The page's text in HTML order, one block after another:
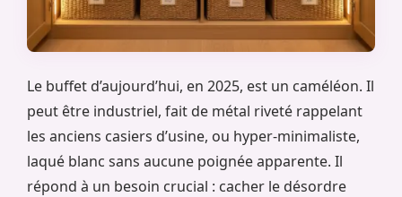
Le buffet d’aujourd’hui, en 2025, est un caméléon. Il
peut être industriel, fait de métal riveté rappelant
les anciens casiers d’usine, ou hyper-minimaliste,
laqué blanc sans aucune poignée apparente. Il
répond à un besoin crucial : cacher le désordre